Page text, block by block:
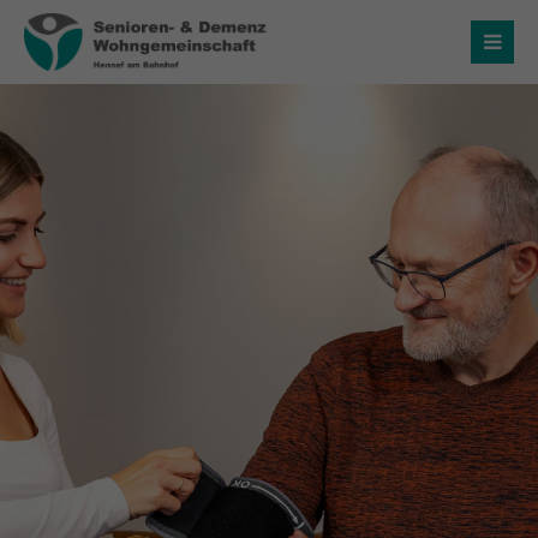
Login
Lost your password?
Über uns